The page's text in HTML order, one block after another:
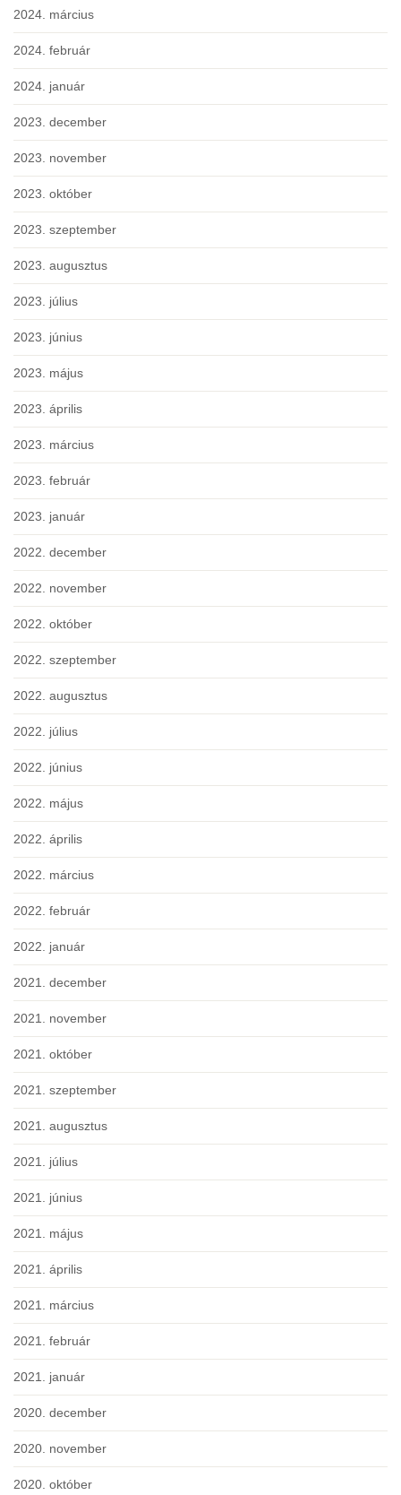
2024. március
2024. február
2024. január
2023. december
2023. november
2023. október
2023. szeptember
2023. augusztus
2023. július
2023. június
2023. május
2023. április
2023. március
2023. február
2023. január
2022. december
2022. november
2022. október
2022. szeptember
2022. augusztus
2022. július
2022. június
2022. május
2022. április
2022. március
2022. február
2022. január
2021. december
2021. november
2021. október
2021. szeptember
2021. augusztus
2021. július
2021. június
2021. május
2021. április
2021. március
2021. február
2021. január
2020. december
2020. november
2020. október